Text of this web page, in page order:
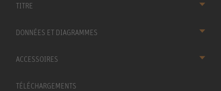
TITRE
DONNÉES ET DIAGRAMMES
ACCESSOIRES
TÉLÉCHARGEMENTS